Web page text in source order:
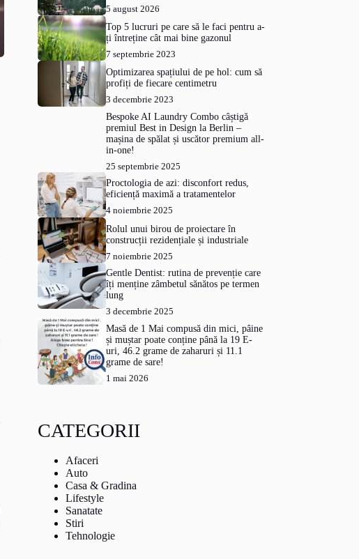
5 august 2026
Top 5 lucruri pe care să le faci pentru a-
ți întreține cât mai bine gazonul
7 septembrie 2023
Optimizarea spațiului de pe hol: cum să
profiți de fiecare centimetru
3 decembrie 2023
Bespoke AI Laundry Combo câștigă
premiul Best in Design la Berlin –
mașina de spălat și uscător premium all-
in-one!
25 septembrie 2025
Proctologia de azi: disconfort redus,
eficiență maximă a tratamentelor
4 noiembrie 2025
Rolul unui birou de proiectare în
construcții rezidențiale și industriale
7 noiembrie 2025
Gentle Dentist: rutina de prevenție care
îți menține zâmbetul sănătos pe termen
lung
3 decembrie 2025
Masă de 1 Mai compusă din mici, pâine
și muștar poate conține până la 19 E-
uri, 46.2 grame de zaharuri și 11.1
grame de sare!
1 mai 2026
CATEGORII
Afaceri
Auto
Casa & Gradina
Lifestyle
Sanatate
Stiri
Tehnologie